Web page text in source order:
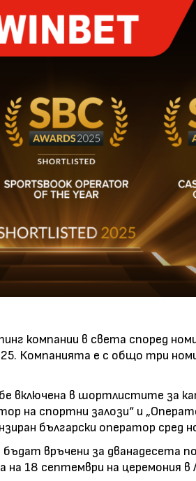
компании в света според
Компанията е с общо три
включена в шортлистите за
на спортни залози“ и
български оператор сред
връчени за дванадесета
18 септември на церемония в